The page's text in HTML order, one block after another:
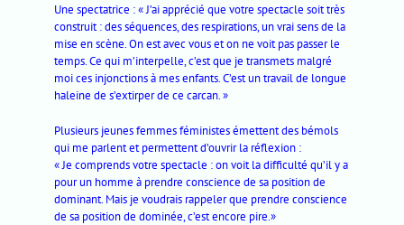
Une spectatrice : « J’ai apprécié que votre spectacle soit très
construit : des séquences, des respirations, un vrai sens de la
mise en scène. On est avec vous et on ne voit pas passer le
temps. Ce qui m’interpelle, c’est que je transmets malgré
moi ces injonctions à mes enfants. C’est un travail de longue
haleine de s’extirper de ce carcan. »
Plusieurs jeunes femmes féministes émettent des bémols
qui me parlent et permettent d’ouvrir la réflexion :
« Je comprends votre spectacle : on voit la difficulté qu’il y a
pour un homme à prendre conscience de sa position de
dominant. Mais je voudrais rappeler que prendre conscience
de sa position de dominée, c’est encore pire.»